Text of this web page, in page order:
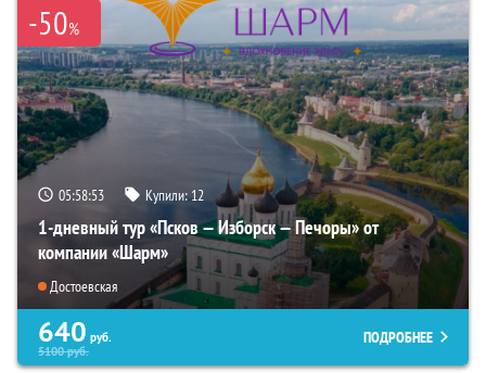
-50%
05:58:51 Купили:12
1-дневный тур «Псков — Изборск — Печоры» от
компании «Шарм»
Достоевская
640 руб.
5100руб.
ПОДРОБНЕЕ